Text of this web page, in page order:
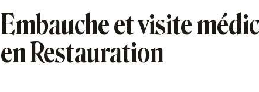
Embauche et visite
en Restauration